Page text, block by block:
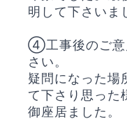
明して下さいま
④工事後のご意
さい。
疑問になった場
て下さり思った
御座居ました。